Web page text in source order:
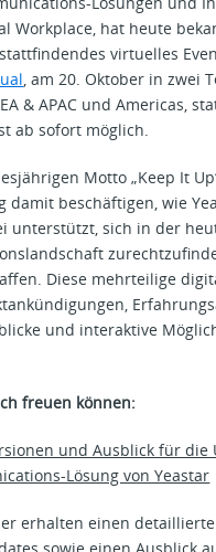
Workplace, hat heute
virtuelles
, am 20. Oktober in zwei
& APAC und Americas,
ab sofort möglich.
Motto „Keep It
damit beschäftigen, wie
unterstützt, sich in der
Diese mehrteilige
und interaktive
freuen können:
und Ausblick für die
Lösung von Yeastar
erhalten einen
sowie einen Ausblick